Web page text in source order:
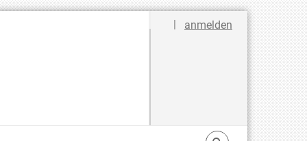
Sprache auswählen
| anmelden